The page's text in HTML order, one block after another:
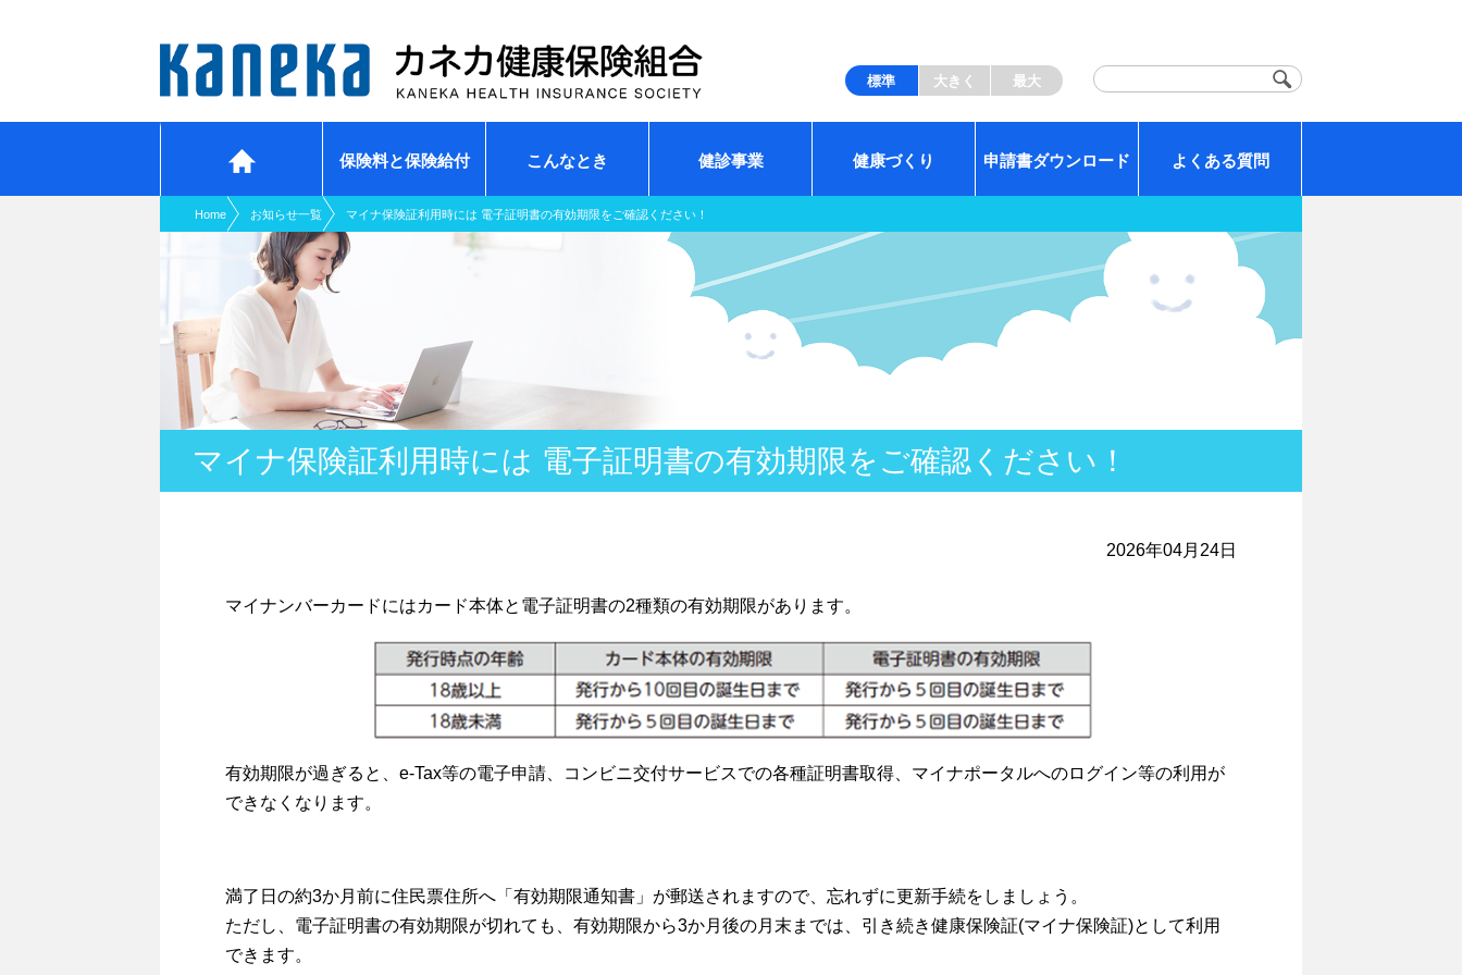
ホーム
保険料と保険給付 こんなとき 健診事業 健康づくり 申請書ダウンロード よくある質問
標準 大きく 最大
Home お知らせ一覧 マイナ保険証利用時には 電子証明書の有効期限をご確認ください！
マイナ保険証利用時には 電子証明書の有効期限をご確認ください！
2026年04月24日
マイナンバーカードにはカード本体と電子証明書の2種類の有効期限があります。
有効期限が過ぎると、e-Tax等の電子申請、コンビニ交付サービスでの各種証明書取得、マイナポータルへのログイン等の利用が
できなくなります。
満了日の約3か月前に住民票住所へ「有効期限通知書」が郵送されますので、忘れずに更新手続をしましょう。
ただし、電子証明書の有効期限が切れても、有効期限から3か月後の月末までは、引き続き健康保険証(マイナ保険証)として利用
できます。